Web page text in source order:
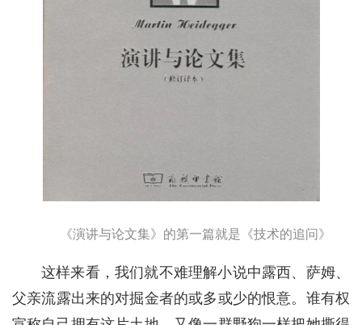
《演讲与论文集》的第一篇就是《技术的追问》
这样来看，我们就不难理解小说中露西、萨姆、
父亲流露出来的对掘金者的或多或少的恨意。谁有权